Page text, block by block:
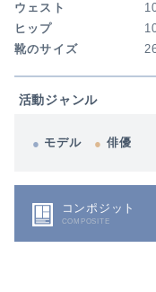
ウェスト
ヒップ
靴のサイズ
活動ジャンル
モデル 俳優
コンポジット
COMPOSITE